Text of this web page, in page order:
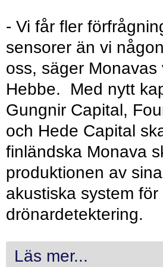
- Vi får fler
sensorer än vi
oss, säger Monavas
Hebbe. Med nytt
Gungnir Capital,
och Hede Capital
finländska Monava
produktionen av
akustiska system för
drönardetektering.
Läs mer...